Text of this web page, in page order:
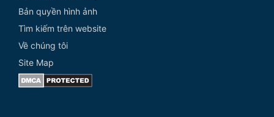
Bản quyền hình ảnh
Tìm kiếm trên website
Về chúng tôi
Site Map